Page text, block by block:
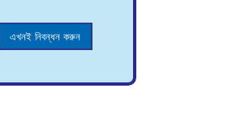
এখনই নিবন্ধন করুন